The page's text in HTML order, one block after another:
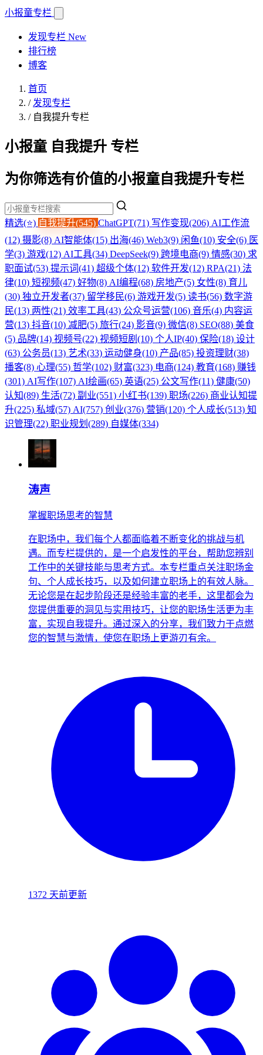
小报童专栏
发现专栏 New
排行榜
博客
首页
/ 发现专栏
/ 自我提升专栏
小报童 自我提升 专栏
为你筛选有价值的小报童自我提升专栏
精选(⭐) 自我提升(545) ChatGPT(71) 写作变现(206) AI工作流
(12) 摄影(8) AI智能体(15) 出海(46) Web3(9) 闲鱼(10) 安全(6) 医
学(3) 游戏(12) AI工具(34) DeepSeek(9) 跨境电商(9) 情感(30) 求
职面试(53) 提示词(41) 超级个体(12) 软件开发(12) RPA(21) 法
律(10) 短视频(47) 好物(8) AI编程(68) 房地产(5) 女性(8) 育儿
(30) 独立开发者(37) 留学移民(6) 游戏开发(5) 读书(56) 数字游
民(13) 两性(21) 效率工具(43) 公众号运营(106) 音乐(4) 内容运
营(13) 抖音(10) 减肥(5) 旅行(24) 影音(9) 微信(8) SEO(88) 美食
(5) 品牌(14) 视频号(22) 视频短剧(10) 个人IP(40) 保险(18) 设计
(63) 公务员(13) 艺术(33) 运动健身(10) 产品(85) 投资理财(38)
播客(8) 心理(55) 哲学(102) 财富(323) 电商(124) 教育(168) 赚钱
(301) AI写作(107) AI绘画(65) 英语(25) 公文写作(11) 健康(50)
认知(89) 生活(72) 副业(551) 小红书(139) 职场(226) 商业认知提
升(225) 私域(57) AI(757) 创业(376) 营销(120) 个人成长(513) 知
识管理(22) 职业规划(289) 自媒体(334)
涛声
掌握职场思考的智慧
在职场中，我们每个人都面临着不断变化的挑战与机
遇。而专栏提供的，是一个启发性的平台，帮助您辨别
工作中的关键技能与思考方式。本专栏重点关注职场金
句、个人成长技巧，以及如何建立职场上的有效人脉。
无论您是在起步阶段还是经验丰富的老手，这里都会为
您提供重要的洞见与实用技巧，让您的职场生活更为丰
富，实现自我提升。通过深入的分享，我们致力于点燃
您的智慧与激情，使您在职场上更游刃有余。
1372 天前更新